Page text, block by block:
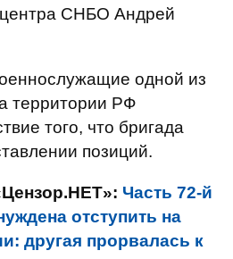
СНБО Андрей
одной из
территории РФ
того, что бригада
позиций.
Часть 72-й
отступить на
другая прорвалась к